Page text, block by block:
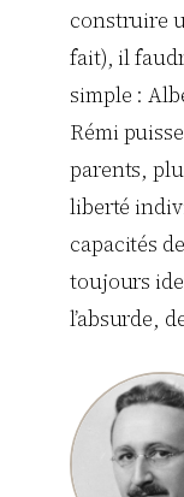
construire
fait), il
simple :
Rémi
parents,
liberté
capacités
toujours
l’absurde,